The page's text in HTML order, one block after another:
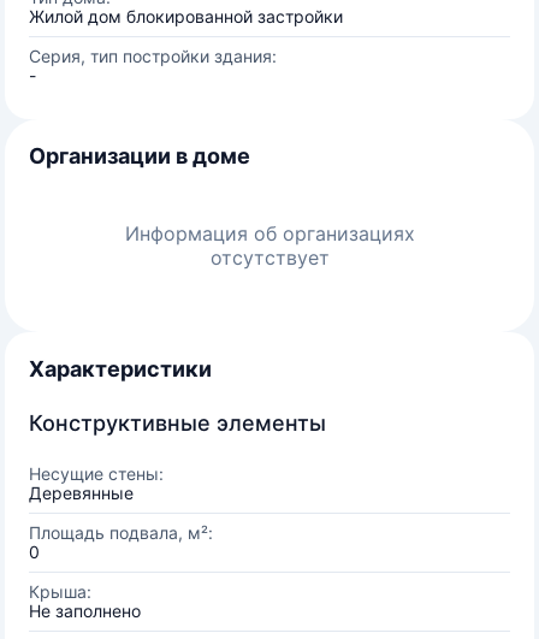
Жилой дом блокированной застройки
Серия, тип постройки здания:
-
Организации в доме
Информация об организациях
отсутствует
Характеристики
Конструктивные элементы
Несущие стены:
Деревянные
Площадь подвала, м²:
0
Крыша:
Не заполнено